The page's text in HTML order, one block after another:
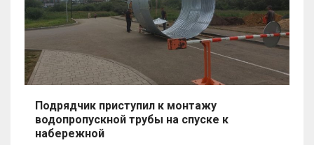
Подрядчик приступил к монтажу
водопропускной трубы на спуске к
набережной